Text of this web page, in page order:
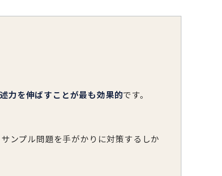
力を伸ばすことが最も効果的です。
ンプル問題を手がかりに対策するしか